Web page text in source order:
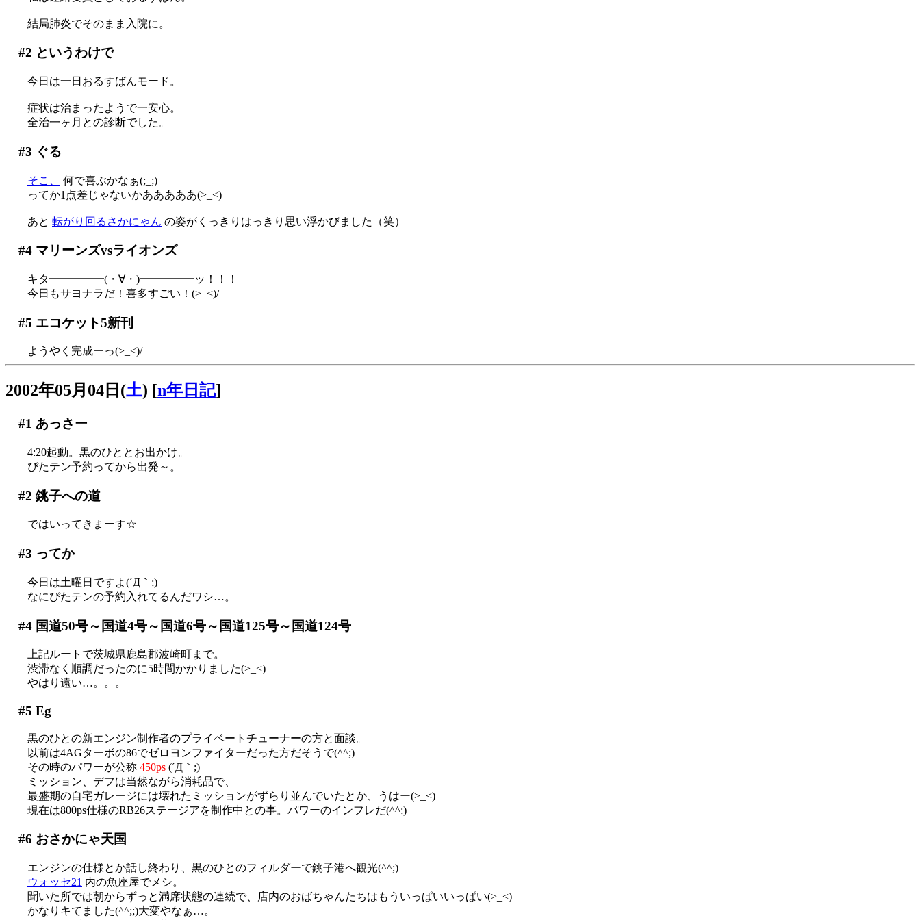
結局肺炎でそのまま入院に。
#2 というわけで
今日は一日おるすばんモード。
症状は治まったようで一安心。
全治一ヶ月との診断でした。
#3 ぐる
そこ、
何で喜ぶかなぁ(;_;)
ってか1点差じゃないかあああああ(>_<)
あと 転がり回るさかにゃん の姿がくっきりはっきり思い浮かびました（笑）
#4マリーンズvsライオンズ
キタ━━━━━(・∀・)━━━━━ッ！！！
今日もサヨナラだ！喜多すごい！(>_<)/
#5 エコケット5新刊
ようやく完成ーっ(>_<)/
2002年05月04日(土) [n年日記]
#1 あっさー
4:20起動。黒のひととお出かけ。
ぴたテン予約ってから出発～。
#2 銚子への道
ではいってきまーす☆
#3 ってか
今日は土曜日ですよ(´Д｀;)
なにぴたテンの予約入れてるんだワシ…。
#4国道50号～国道4号～国道6号～国道125号～国道124号
上記ルートで茨城県鹿島郡波崎町まで。
渋滞なく順調だったのに5時間かかりました(>_<)
やはり遠い…。。。
#5 Eg
黒のひとの新エンジン制作者のプライベートチューナーの方と面談。
以前は4AGターボの86でゼロヨンファイターだった方だそうで(^^;)
その時のパワーが公称 450ps (´Д｀;)
ミッション、デフは当然ながら消耗品で、
最盛期の自宅ガレージには壊れたミッションがずらり並んでいたとか、うはー(>_<)
現在は800ps仕様のRB26ステージアを制作中との事。パワーのインフレだ(^^;)
#6 おさかにゃ天国
エンジンの仕様とか話し終わり、黒のひとのフィルダーで銚子港へ観光(^^;)
ウォッセ21 内の魚座屋でメシ。
聞いた所では朝からずっと満席状態の連続で、店内のおばちゃんたちはもういっぱいいっぱい(>_<)
かなりキてました(^^;;)大変やなぁ…。